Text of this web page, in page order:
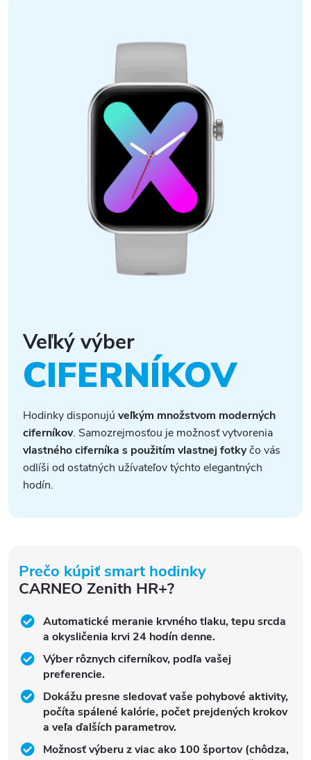
Veľký výber
CIFERNÍKOV
Hodinky disponujúveľkým množstvom moderných
ciferníkov. Samozrejmosťou je možnosť vytvorenia
vlastného ciferníka s použitím vlastnej fotkyčo vás
odlíši od ostatných užívateľov týchto elegantných
hodín.
Prečo kúpiť smart hodinky
CARNEO Zenith HR+?
Automatické meranie krvného tlaku, tepu srcda
a okysličenia krvi 24 hodín denne.
Výber rôznych ciferníkov, podľa vašej
preferencie.
Dokážu presne sledovať vaše pohybové aktivity,
počíta spálené kalórie, počet prejdených krokov
a veľa ďalších parametrov.
Možnosť výberu z viac ako 100 športov (chôdza,